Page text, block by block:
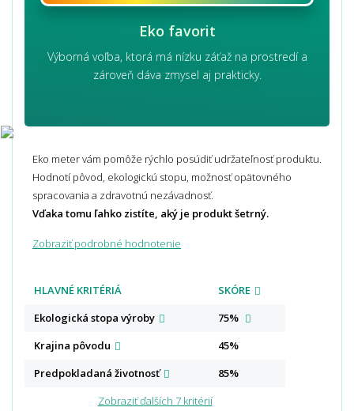
Eko favorit
Výborná voľba, ktorá má nízku záťaž na prostredí a
zároveň dáva zmysel aj prakticky.
Eko meter vám pomôže rýchlo posúdiť udržateľnosť produktu.
Hodnotí pôvod, ekologickú stopu, možnosť opätovného
spracovania a zdravotnú nezávadnosť.
Vďaka tomu ľahko zistíte, aký je produkt šetrný.
Zobraziť podrobné hodnotenie
HLAVNÉ KRITÉRIÁ
SKÓRE
Ekologická stopa výroby
75%
Krajina pôvodu
45%
Predpokladaná životnosť
85%
Zobraziť ďalších 7 kritérií